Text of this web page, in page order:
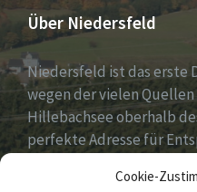
Cookie-
Über Niedersfeld
Niedersfeld ist das erste
wegen der vielen
Hillebachsee oberhalb
perfekte Adresse für
Hochheide, 810 Meter